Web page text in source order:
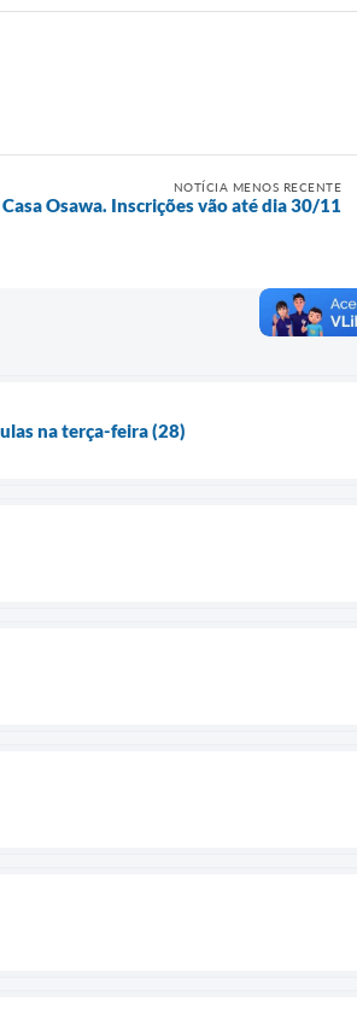
NOTÍCIA MENOS RECENTE
Osawa. Inscrições vão até dia 30/11
na terça-feira (28)